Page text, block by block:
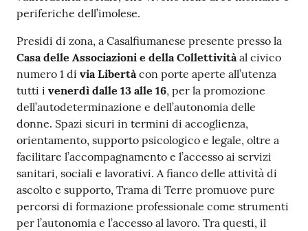
periferiche dell’imolese.
Presidi di zona, a Casalfiumanese presente presso la
Casa delle Associazioni e della Collettività al civico
numero 1 di via Libertà con porte aperte all’utenza
tutti i venerdì dalle 13 alle 16, per la promozione
dell’autodeterminazione e dell’autonomia delle
donne. Spazi sicuri in termini di accoglienza,
orientamento, supporto psicologico e legale, oltre a
facilitare l’accompagnamento e l’accesso ai servizi
sanitari, sociali e lavorativi. A fianco delle attività di
ascolto e supporto, Trama di Terre promuove pure
percorsi di formazione professionale come strumenti
per l’autonomia e l’accesso al lavoro. Tra questi, il